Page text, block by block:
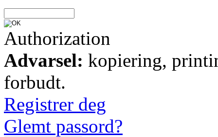
Authorization
Advarsel: kopiering,
forbudt.
Registrer deg
Glemt passord?